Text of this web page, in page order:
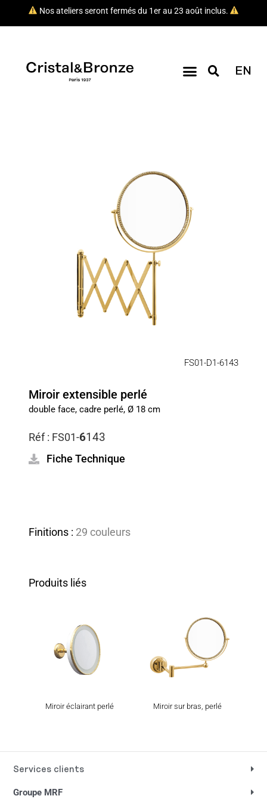
Nos ateliers seront fermés du 1er au 23 août inclus.
EN
FS01-D1-6143
Miroir extensible perlé
double face, cadre perlé, Ø 18 cm
Réf : FS01-6143
Fiche Technique
Finitions : 29 couleurs
Produits liés
Miroir éclairant perlé Miroir sur bras, perlé
Services clients
Groupe MRF